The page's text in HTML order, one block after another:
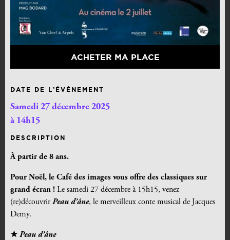
ACHETER MA PLACE
DATE DE L’ÉVÉNEMENT
Samedi 27 décembre 2025
à 14h15
DESCRIPTION
À partir de 8 ans.
Pour Noël, le Café des images vous offre des classiques sur
grand écran ! Le samedi 27 décembre à 15h15, venez
(re)découvrirPeau d’âne, le merveilleux conte musical de Jacques
Demy.
★Peau d’âne